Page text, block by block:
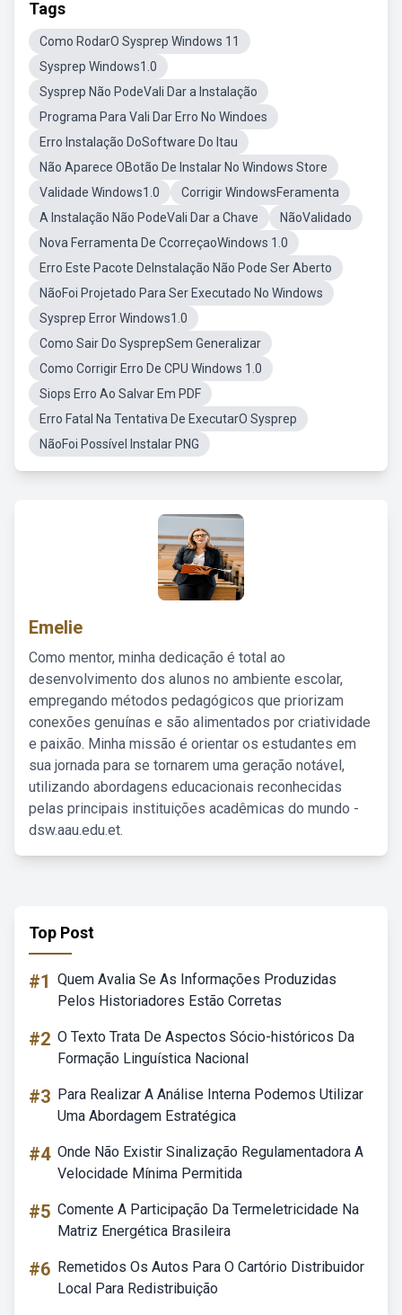
Tags
Como RodarO Sysprep Windows 11
Sysprep Windows1.0
Sysprep Não PodeVali Dar a Instalação
Programa Para Vali Dar Erro No Windoes
Erro Instalação DoSoftware Do Itau
Não Aparece OBotão De Instalar No Windows Store
Validade Windows1.0
Corrigir WindowsFeramenta
A Instalação Não PodeVali Dar a Chave
NãoValidado
Nova Ferramenta De CcorreçaoWindows 1.0
Erro Este Pacote DeInstalação Não Pode Ser Aberto
NãoFoi Projetado Para Ser Executado No Windows
Sysprep Error Windows1.0
Como Sair Do SysprepSem Generalizar
Como Corrigir Erro De CPU Windows 1.0
Siops Erro Ao Salvar Em PDF
Erro Fatal Na Tentativa De ExecutarO Sysprep
NãoFoi Possível Instalar PNG
Emelie
Como mentor, minha dedicação é total ao
desenvolvimento dos alunos no ambiente escolar,
empregando métodos pedagógicos que priorizam
conexões genuínas e são alimentados por criatividade
e paixão. Minha missão é orientar os estudantes em
sua jornada para se tornarem uma geração notável,
utilizando abordagens educacionais reconhecidas
pelas principais instituições acadêmicas do mundo -
dsw.aau.edu.et.
Top Post
#1 Quem Avalia Se As Informações Produzidas
Pelos Historiadores Estão Corretas
#2 O Texto Trata De Aspectos Sócio-históricos Da
Formação Linguística Nacional
#3 Para Realizar A Análise Interna Podemos Utilizar
Uma Abordagem Estratégica
#4 Onde Não Existir Sinalização Regulamentadora A
Velocidade Mínima Permitida
#5 Comente A Participação Da Termeletricidade Na
Matriz Energética Brasileira
#6 Remetidos Os Autos Para O Cartório Distribuidor
Local Para Redistribuição